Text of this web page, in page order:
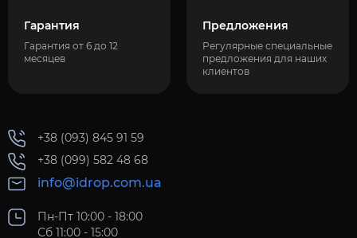
Гарантия
Гарантия от 6 до 12
месяцев
Предложения
Регулярные специальные
предложения для наших
клиентов
+38 (093) 845 91 59
+38 (099) 582 48 68
info@idrop.com.ua
Пн-Пт 10:00 - 18:00
Сб 11:00 - 15:00